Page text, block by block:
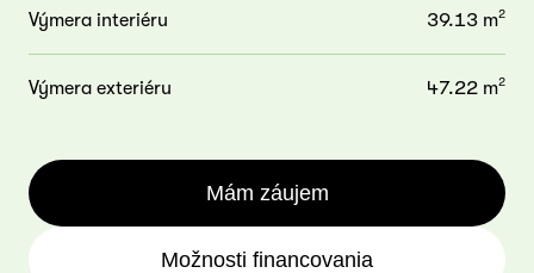
Výmera interiéru 39.13 m2
Výmera exteriéru 47.22 m2
Mám záujem
Možnosti financovania